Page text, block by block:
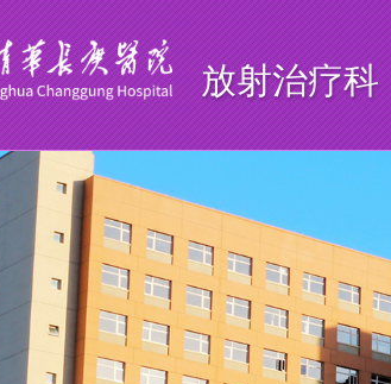
放射治疗科